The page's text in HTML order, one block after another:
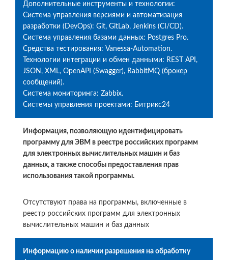
Дополнительные инструменты и технологии:
Система управления версиями и автоматизация
разработки (DevOps): Git, GitLab, Jenkins (CI/CD).
Система управления базами данных: Postgres Prо.
Средства тестирования: Vanessa-Automation.
Технологии интеграции и обмен данными: REST API,
JSON, XML, OpenAPI (Swagger), RabbitMQ (брокер
сообщений).
Системa мониторинга: Zabbix.
Системы управления проектами: Битрикс24
Информация, позволяющую идентифицировать
программу для ЭВМ в реестре российских программ
для электронных вычислительных машин и баз
данных, а также способы предоставления прав
использования такой программы.
Отсутствуют права на программы, включенные в
реестр российских программ для электронных
вычислительных машин и баз данных
Информацию о наличии разрешения на обработку